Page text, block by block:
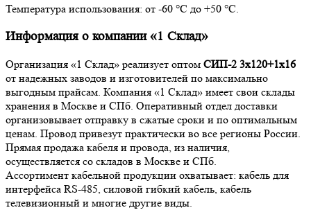
Температура использования: от -60 °С до +50 °С.
Информация о компании «1 Склад»
Организация «1 Склад» реализует оптом СИП-2 3х120+1х16
от надежных заводов и изготовителей по максимально
выгодным прайсам. Компания «1 Склад» имеет свои склады
хранения в Москве и СПб. Оперативный отдел доставки
организовывает отправку в сжатые сроки и по оптимальным
ценам. Провод привезут практически во все регионы России.
Прямая продажа кабеля и провода, из наличия,
осуществляется со складов в Москве и СПб.
Ассортимент кабельной продукции охватывает: кабель для
интерфейса RS-485, силовой гибкий кабель, кабель
телевизионный и многие другие виды.